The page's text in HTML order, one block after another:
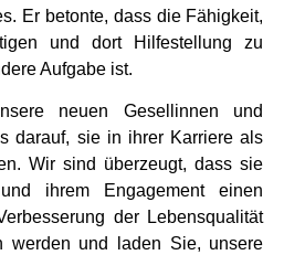
Er betonte, dass die Fähigkeit,
und dort Hilfestellung zu
Aufgabe ist.
neuen Gesellinnen und
darauf, sie in ihrer Karriere als
Wir sind überzeugt, dass sie
ihrem Engagement einen
der Lebensqualität
werden und laden Sie, unsere